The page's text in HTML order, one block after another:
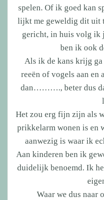
spelen. Of ik goed kan
lijkt me geweldig dit uit
gericht, in huis volg ik
ben ik ook
Als ik de kans krijg
reeën of vogels aan en
dan………., beter dus
Het zou erg fijn zijn als
prikkelarm wonen is en
aanwezig is waar ik
Aan kinderen ben ik
duidelijk benoemd. Ik
Waar we dus naar